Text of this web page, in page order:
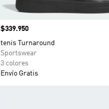
Precio
$339.950
tenis Turnaround
Sportswear
3 colores
Envío Gratis